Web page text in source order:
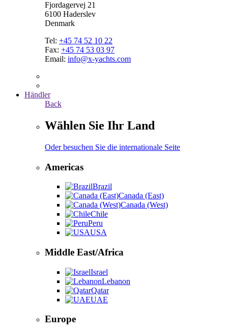
Fjordagervej 21
6100 Haderslev
Denmark
Tel: +45 74 52 10 22
Fax: +45 74 53 03 97
Email: info@x-yachts.com
Händler
Back
Wählen Sie Ihr Land
Oder besuchen Sie die internationale Seite
Americas
Brazil
Canada (East)
Canada (West)
Chile
Peru
USA
Middle East/Africa
Israel
Lebanon
Qatar
UAE
Europe